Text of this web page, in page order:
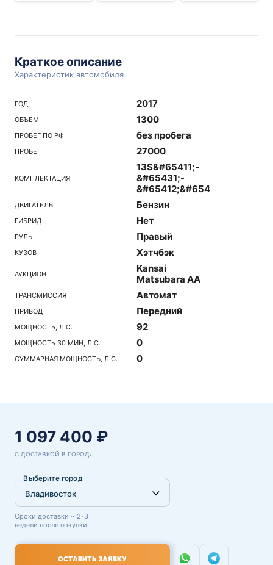
Краткое описание
Характеристик автомобиля
ГОД 2017
ОБЪЕМ 1300
ПРОБЕГ ПО РФ без пробега
ПРОБЕГ 27000
КОМПЛЕКТАЦИЯ
13S&#65411;-
&#65431;-
ДВИГАТЕЛЬ Бензин
ГИБРИД Нет
РУЛЬ Правый
КУЗОВ Хэтчбэк
АУКЦИОН
Kansai
Matsubara AA
ТРАНСМИССИЯ Автомат
ПРИВОД Передний
МОЩНОСТЬ, Л.С. 92
МОЩНОСТЬ 30 МИН, Л.С. 0
СУММАРНАЯ МОЩНОСТЬ, Л.С. 0
1 097 400 ₽
С ДОСТАВКОЙ В ГОРОД:
Выберите город
Сроки доставки ~ 2-3
недели после покупки
ОСТАВИТЬ ЗАЯВКУ